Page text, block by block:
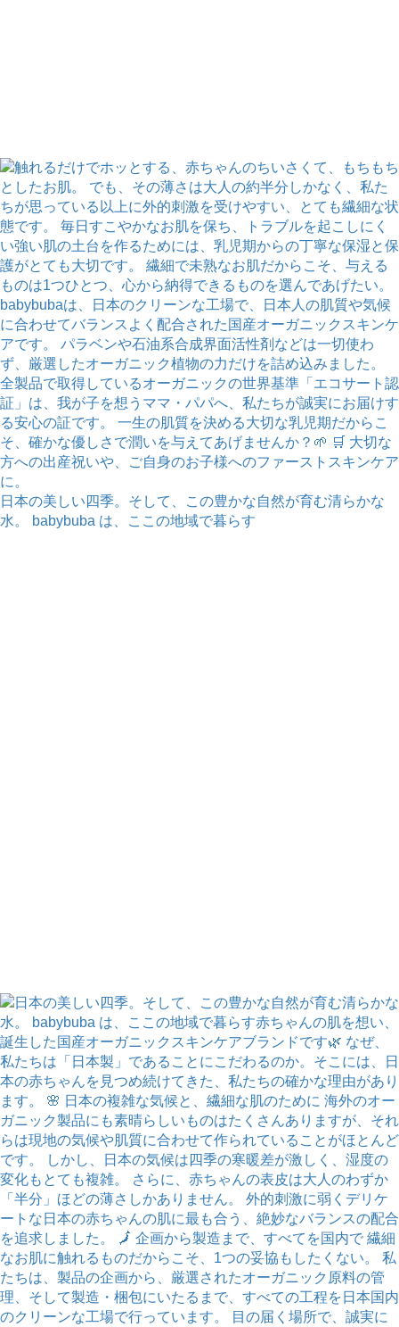
日本の美しい四季。そして、この豊かな自然が育む清らかな
水。 babybuba は、ここの地域で暮らす